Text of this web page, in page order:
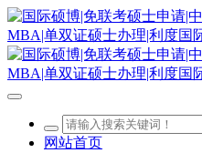
网站首页